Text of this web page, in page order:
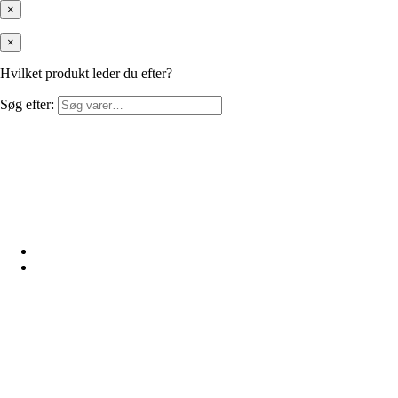
×
×
Hvilket produkt leder du efter?
Søg efter: